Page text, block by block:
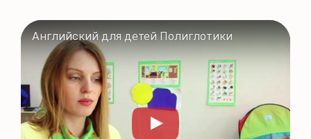
Английский для детей Полиглотики